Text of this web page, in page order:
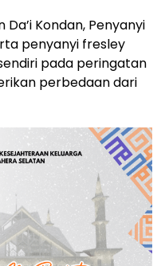
Kondan, Penyanyi
penyanyi fresley
pada peringatan
perbedaan dari